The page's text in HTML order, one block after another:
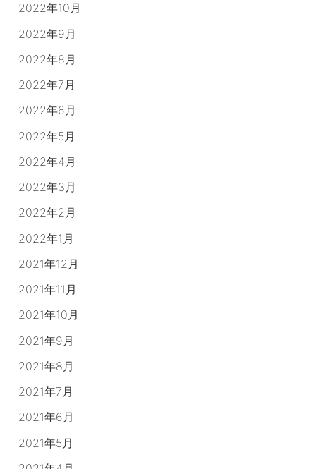
2022年10月
2022年9月
2022年8月
2022年7月
2022年6月
2022年5月
2022年4月
2022年3月
2022年2月
2022年1月
2021年12月
2021年11月
2021年10月
2021年9月
2021年8月
2021年7月
2021年6月
2021年5月